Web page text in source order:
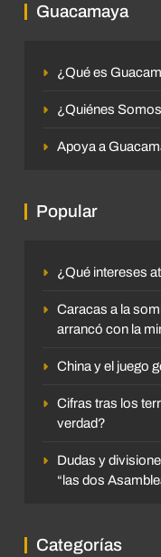
Guacamaya
¿Qué es
¿Quiénes
Apoya a
Popular
¿Qué intereses
Caracas a la
arrancó con la
China y el juego
Cifras tras los
verdad?
Dudas y
“las dos
Categorías